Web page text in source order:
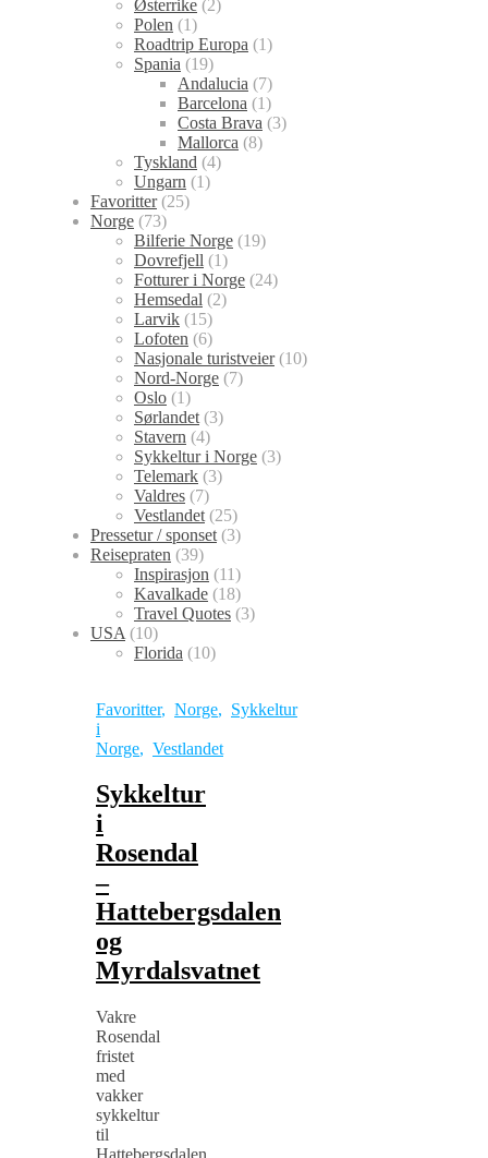
Østerrike (2)
Polen (1)
Roadtrip Europa (1)
Spania (19)
Andalucia (7)
Barcelona (1)
Costa Brava (3)
Mallorca (8)
Tyskland (4)
Ungarn (1)
Favoritter(25)
Norge (73)
Bilferie Norge (19)
Dovrefjell (1)
Fotturer i Norge (24)
Hemsedal (2)
Larvik (15)
Lofoten (6)
Nasjonale turistveier(10)
Nord-Norge (7)
Oslo (1)
Sørlandet (3)
Stavern (4)
Sykkeltur i Norge (3)
Telemark (3)
Valdres (7)
Vestlandet (25)
Pressetur / sponset (3)
Reisepraten (39)
Inspirasjon (11)
Kavalkade (18)
Travel Quotes (3)
USA (10)
Florida (10)
Favoritter, Norge, Sykkeltur
i
Norge, Vestlandet
Sykkeltur
i
Rosendal
–
Hattebergsdalen
og
Myrdalsvatnet
Vakre
Rosendal
fristet
med
vakker
sykkeltur
til